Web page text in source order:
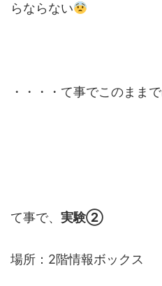
らならない
・・・・て事でこのまま
て事で、 実験②
場所：2階情報ボックス